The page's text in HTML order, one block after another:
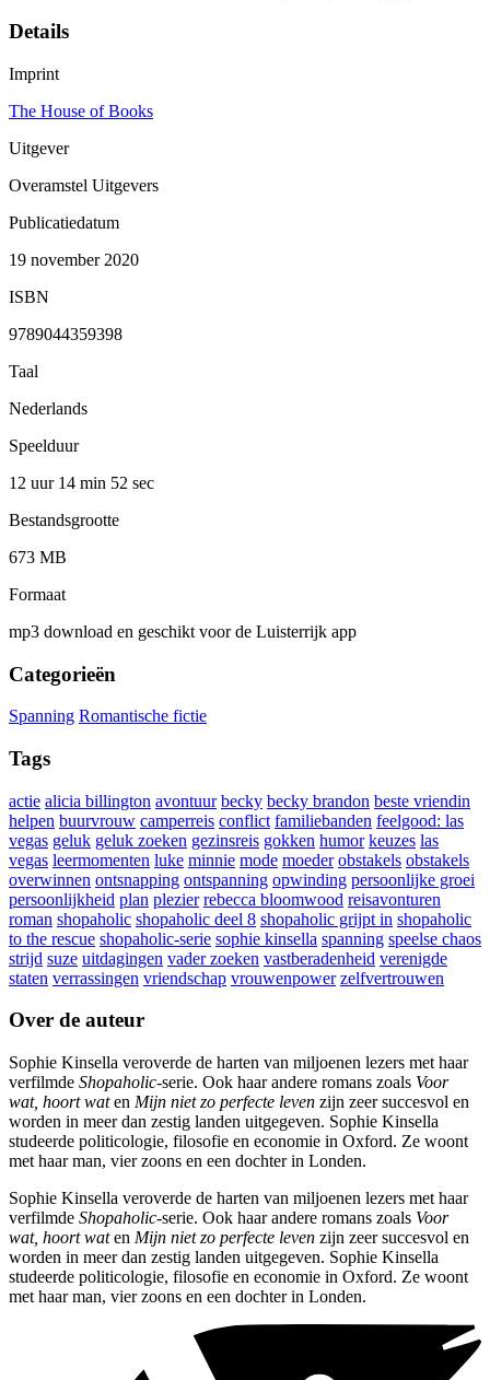
Details
Imprint
The House of Books
Uitgever
Overamstel Uitgevers
Publicatiedatum
19 november 2020
ISBN
9789044359398
Taal
Nederlands
Speelduur
12 uur 14 min 52 sec
Bestandsgrootte
673 MB
Formaat
mp3 download en geschikt voor de Luisterrijk app
Categorieën
Spanning Romantische fictie
Tags
actie alicia billington avontuur becky becky brandon beste vriendin
helpen buurvrouw camperreis conflict familiebanden feelgood: las
vegas geluk geluk zoeken gezinsreis gokken humor keuzes las
vegas leermomenten luke minnie mode moeder obstakels obstakels
overwinnen ontsnapping ontspanning opwinding persoonlijke groei
persoonlijkheid plan plezier rebecca bloomwood reisavonturen
roman shopaholic shopaholic deel 8 shopaholic grijpt in shopaholic
to the rescue shopaholic-serie sophie kinsella spanning speelse chaos
strijd suze uitdagingen vader zoeken vastberadenheid verenigde
staten verrassingen vriendschap vrouwenpower zelfvertrouwen
Over de auteur
Sophie Kinsella veroverde de harten van miljoenen lezers met haar
verfilmde Shopaholic-serie. Ook haar andere romans zoals Voor
wat, hoort waten Mijn niet zo perfecte leven zijn zeer succesvol en
worden in meer dan zestig landen uitgegeven. Sophie Kinsella
studeerde politicologie, filosofie en economie in Oxford. Ze woont
met haar man, vier zoons en een dochter in Londen.
Sophie Kinsella veroverde de harten van miljoenen lezers met haar
verfilmde Shopaholic-serie. Ook haar andere romans zoals Voor
wat, hoort waten Mijn niet zo perfecte leven zijn zeer succesvol en
worden in meer dan zestig landen uitgegeven. Sophie Kinsella
studeerde politicologie, filosofie en economie in Oxford. Ze woont
met haar man, vier zoons en een dochter in Londen.